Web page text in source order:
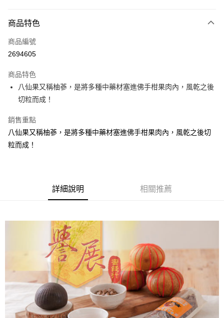
信用卡一次付款
超商取貨付款
Apple Pay
街口支付
悠遊付
Google Pay
每筆NT$60，滿NT$799(含以上)免運費
付款後全家取貨
每筆NT$60，滿NT$799(含以上)免運費
7-11取貨付款
每筆NT$60，滿NT$799(含以上)免運費
付款後7-11取貨
商品特色
商品編號
2694605
商品特色
八仙果又稱柚蔘，是將多種中藥材塞進佛手柑果肉內，風乾之後
切粒而成！
銷售重點
八仙果又稱柚蔘，是將多種中藥材塞進佛手柑果肉內，風乾之後切
粒而成！
詳細說明 相關推薦